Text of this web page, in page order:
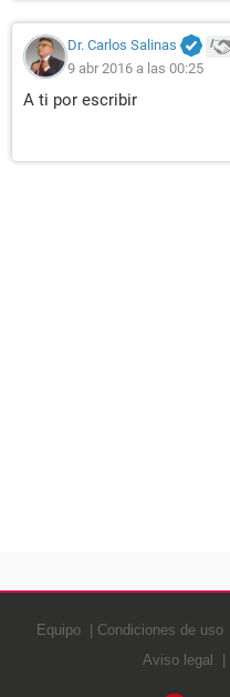
Dr. Carlos Salinas
9 abr 2016 a las 00:25
A ti por escribir
Equipo Condiciones de uso
Aviso legal